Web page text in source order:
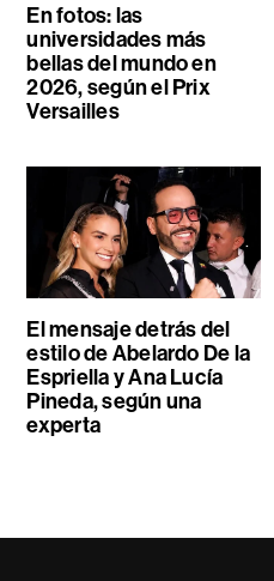
En fotos: las
universidades más
bellas del mundo en
2026, según el Prix
Versailles
El mensaje detrás del
estilo de Abelardo De la
Espriella y Ana Lucía
Pineda, según una
experta